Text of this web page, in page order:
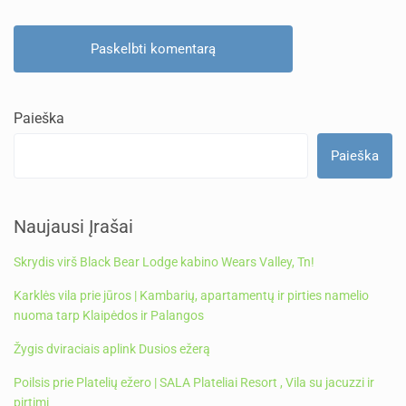
Paieška
Paieška
Naujausi Įrašai
Skrydis virš Black Bear Lodge kabino Wears Valley, Tn!
Karklės vila prie jūros | Kambarių, apartamentų ir pirties namelio
nuoma tarp Klaipėdos ir Palangos
Žygis dviraciais aplink Dusios ežerą
Poilsis prie Platelių ežero | SALA Plateliai Resort , Vila su jacuzzi ir
pirtimi